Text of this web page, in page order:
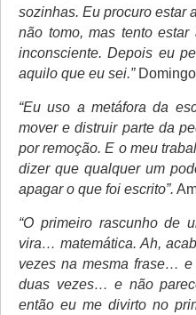
sozinhas. Eu procuro estar
não tomo, mas tento
inconsciente. Depois eu
aquilo que eu sei.”
“Eu uso a metáfora da
mover e distruir parte da
por remoção. E o meu
dizer que qualquer um
apagar o que foi escrito”.
“O primeiro rascunho de
vira… matemática. Ah,
vezes na mesma frase…
duas vezes… e não
então eu me divirto no